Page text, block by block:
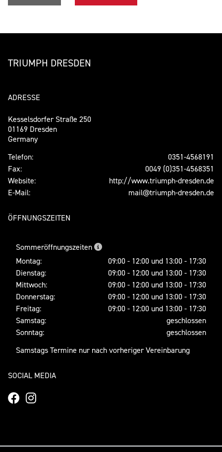
TRIUMPH DRESDEN
ADRESSE
Kesselsdorfer Straße 250
01169 Dresden
Germany
Telefon:
0351-4568191
Fax:
0049 (0)351-4568351
Website:
http://www.triumph-dresden.de
E-Mail:
mail@triumph-dresden.de
ÖFFNUNGSZEITEN
Sommeröffnungszeiten
Montag:
09:00 - 12:00 und 13:00 - 17:30
Dienstag:
09:00 - 12:00 und 13:00 - 17:30
Mittwoch:
09:00 - 12:00 und 13:00 - 17:30
Donnerstag:
09:00 - 12:00 und 13:00 - 17:30
Freitag:
09:00 - 12:00 und 13:00 - 17:30
Samstag:
geschlossen
Sonntag:
geschlossen
Samstags Termine nur nach vorheriger Vereinbarung
SOCIAL MEDIA